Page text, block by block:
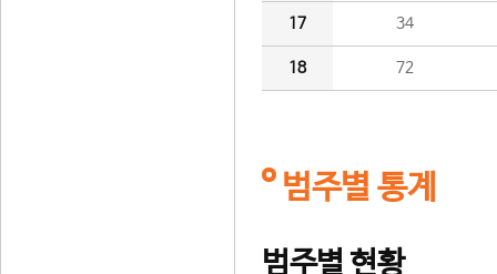
17 34
18 72
범주별 통계
범주별 현황